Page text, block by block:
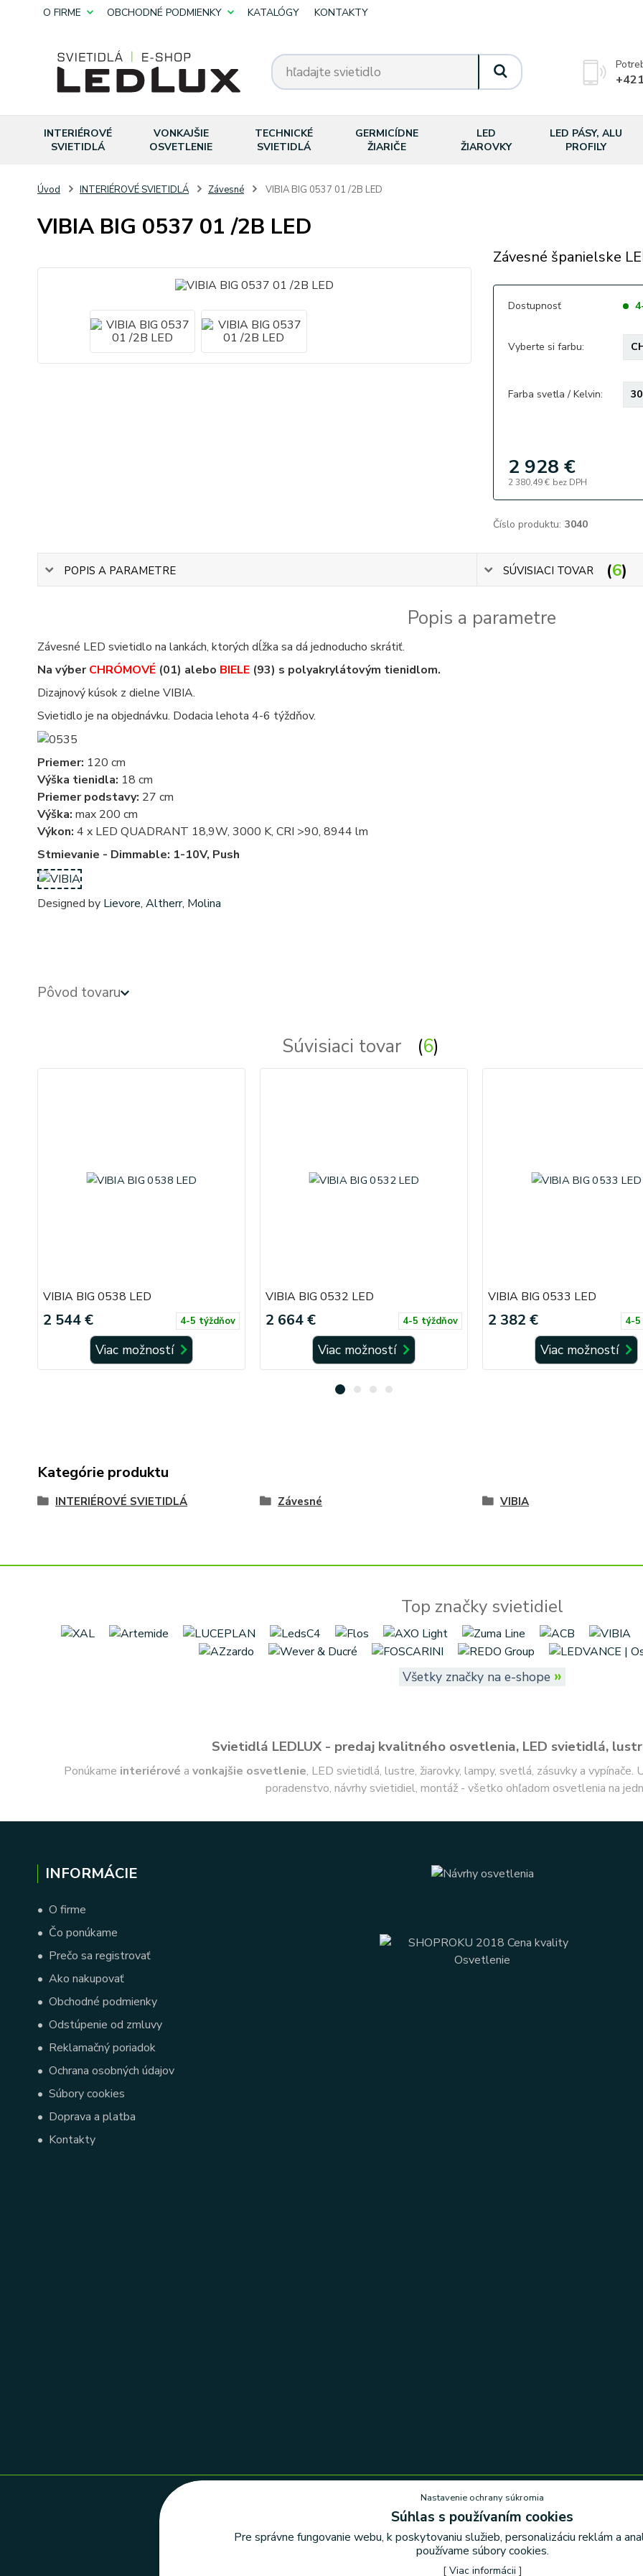
O FIRME OBCHODNÉ PODMIENKY KATALÓGY KONTAKTY
INTERIÉROVÉ
SVIETIDLÁ
VONKAJŠIE
OSVETLENIE
TECHNICKÉ
SVIETIDLÁ
GERMICÍDNE
ŽIARIČE
LED
ŽIAROVKY
LED PÁSY, ALU
PROFILY
Úvod INTERIÉROVÉ SVIETIDLÁ Závesné VIBIA BIG 0537 01 /2B LED
VIBIA BIG 0537 01 /2B LED
Závesné španielske
Dostupnosť
Vyberte si farbu:
Farba svetla / Kelvin:
2 928 €
2 380,49 € bez DPH
Číslo produktu: 3040
POPIS A PARAMETRE SÚVISIACI TOVAR 6
Popis a parametre
Závesné LED svietidlo na lankách, ktorých dĺžka sa dá jednoducho skrátiť.
Na výberCHRÓMOVÉ (01) alebo BIELE (93) s polyakrylátovým tienidlom.
Dizajnový kúsok z dielne VIBIA.
Svietidlo je na objednávku. Dodacia lehota 4-6 týždňov.
Priemer: 120 cm
Výška tienidla: 18 cm
Priemer podstavy: 27 cm
Výška: max 200 cm
Výkon: 4 x LED QUADRANT 18,9W, 3000 K, CRI >90, 8944 lm
Stmievanie - Dimmable: 1-10V, Push
Designed by Lievore, Altherr, Molina
Pôvod tovaru
Súvisiaci tovar 6
VIBIA BIG 0538 LED
2 544 € 4-5 týždňov
Viac možností
VIBIA BIG 0532 LED
2 664 € 4-5 týždňov
Viac možností
VIBIA BIG 0533 LED
2 382 € 4-
Viac možností
Kategórie produktu
INTERIÉROVÉ SVIETIDLÁ Závesné VIBIA
Top značky svietidiel
Všetky značky na e-shope »
Svietidlá LEDLUX - predaj kvalitného osvetlenia, LED svietidlá,
Ponúkame interiérové a vonkajšie osvetlenie, LED svietidlá, lustre, žiarovky, lampy, svetlá, zásuvky a
poradenstvo, návrhy svietidiel, montáž - všetko ohľadom osvetlenia na
INFORMÁCIE
• O firme
• Čo ponúkame
• Prečo sa registrovať
• Ako nakupovať
• Obchodné podmienky
• Odstúpenie od zmluvy
• Reklamačný poriadok
• Ochrana osobných údajov
• Súbory cookies
• Doprava a platba
• Kontakty
Nastavenie ochrany súkromia
Nastavenie ochrany súkromia
Súhlas s používaním cookies
Pre správne fungovanie webu, k poskytovaniu služieb, personalizáciu reklám a
používame súbory cookies.
[ Viac informácii ]